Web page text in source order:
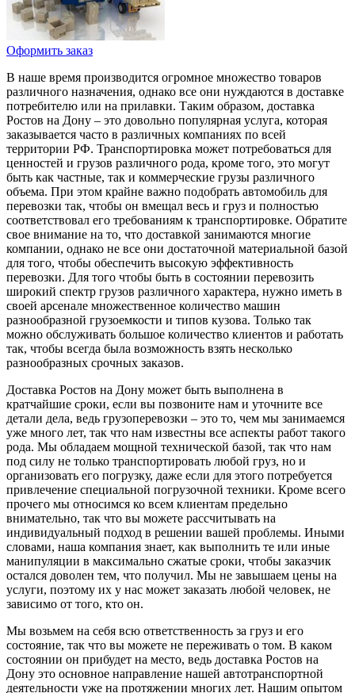
Оформить заказ
В наше время производится огромное множество товаров
различного назначения, однако все они нуждаются в доставке
потребителю или на прилавки. Таким образом, доставка
Ростов на Дону – это довольно популярная услуга, которая
заказывается часто в различных компаниях по всей
территории РФ. Транспортировка может потребоваться для
ценностей и грузов различного рода, кроме того, это могут
быть как частные, так и коммерческие грузы различного
объема. При этом крайне важно подобрать автомобиль для
перевозки так, чтобы он вмещал весь и груз и полностью
соответствовал его требованиям к транспортировке. Обратите
свое внимание на то, что доставкой занимаются многие
компании, однако не все они достаточной материальной базой
для того, чтобы обеспечить высокую эффективность
перевозки. Для того чтобы быть в состоянии перевозить
широкий спектр грузов различного характера, нужно иметь в
своей арсенале множественное количество машин
разнообразной грузоемкости и типов кузова. Только так
можно обслуживать большое количество клиентов и работать
так, чтобы всегда была возможность взять несколько
разнообразных срочных заказов.
Доставка Ростов на Дону может быть выполнена в
кратчайшие сроки, если вы позвоните нам и уточните все
детали дела, ведь грузоперевозки – это то, чем мы занимаемся
уже много лет, так что нам известны все аспекты работ такого
рода. Мы обладаем мощной технической базой, так что нам
под силу не только транспортировать любой груз, но и
организовать его погрузку, даже если для этого потребуется
привлечение специальной погрузочной техники. Кроме всего
прочего мы относимся ко всем клиентам предельно
внимательно, так что вы можете рассчитывать на
индивидуальный подход в решении вашей проблемы. Иными
словами, наша компания знает, как выполнить те или иные
манипуляции в максимально сжатые сроки, чтобы заказчик
остался доволен тем, что получил. Мы не завышаем цены на
услуги, поэтому их у нас может заказать любой человек, не
зависимо от того, кто он.
Мы возьмем на себя всю ответственность за груз и его
состояние, так что вы можете не переживать о том. В каком
состоянии он прибудет на место, ведь доставка Ростов на
Дону это основное направление нашей автотранспортной
деятельности уже на протяжении многих лет. Нашим опытом